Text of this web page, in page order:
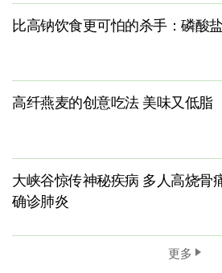
比高钠饮食更可怕的杀手：磷酸盐
高纤燕麦的创意吃法 美味又低脂
大峡谷惊传神秘疾病 多人高烧骨
确诊肺炎
更多